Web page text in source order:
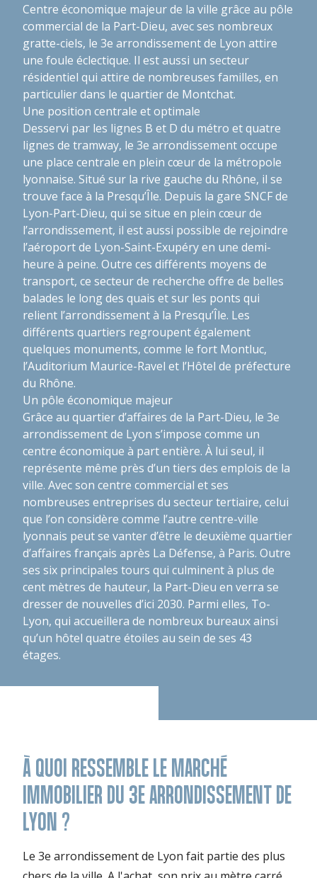
Centre économique majeur de la ville grâce au pôle
commercial de la Part-Dieu, avec ses nombreux
gratte-ciels, le 3e arrondissement de Lyon attire
une foule éclectique. Il est aussi un secteur
résidentiel qui attire de nombreuses familles, en
particulier dans le quartier de Montchat.
Une position centrale et optimale
Desservi par les lignes B et D du métro et quatre
lignes de tramway, le 3e arrondissement occupe
une place centrale en plein cœur de la métropole
lyonnaise. Situé sur la rive gauche du Rhône, il se
trouve face à la Presqu’Île. Depuis la gare SNCF de
Lyon-Part-Dieu, qui se situe en plein cœur de
l’arrondissement, il est aussi possible de rejoindre
l’aéroport de Lyon-Saint-Exupéry en une demi-
heure à peine. Outre ces différents moyens de
transport, ce secteur de recherche offre de belles
balades le long des quais et sur les ponts qui
relient l’arrondissement à la Presqu’Île. Les
différents quartiers regroupent également
quelques monuments, comme le fort Montluc,
l’Auditorium Maurice-Ravel et l’Hôtel de préfecture
du Rhône.
Un pôle économique majeur
Grâce au quartier d’affaires de la Part-Dieu, le 3e
arrondissement de Lyon s’impose comme un
centre économique à part entière. À lui seul, il
représente même près d’un tiers des emplois de la
ville. Avec son centre commercial et ses
nombreuses entreprises du secteur tertiaire, celui
que l’on considère comme l’autre centre-ville
lyonnais peut se vanter d’être le deuxième quartier
d’affaires français après La Défense, à Paris. Outre
ses six principales tours qui culminent à plus de
cent mètres de hauteur, la Part-Dieu en verra se
dresser de nouvelles d’ici 2030. Parmi elles, To-
Lyon, qui accueillera de nombreux bureaux ainsi
qu’un hôtel quatre étoiles au sein de ses 43
étages.
À QUOI RESSEMBLE LE MARCHÉ
IMMOBILIER DU 3E ARRONDISSEMENT DE
LYON ?
Le 3e arrondissement de Lyon fait partie des plus